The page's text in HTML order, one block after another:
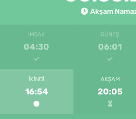
Akşam
İMSAK
04:30
GÜNEŞ
06:01
İKINDI
16:54
AKŞAM
20:05